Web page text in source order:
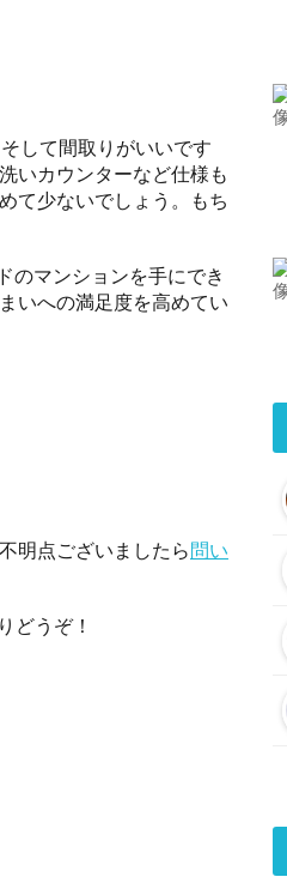
して間取りがいいです
いカウンターなど仕様も
て少ないでしょう。もち
のマンションを手にでき
いへの満足度を高めてい
明点ございましたら問い
どうぞ！